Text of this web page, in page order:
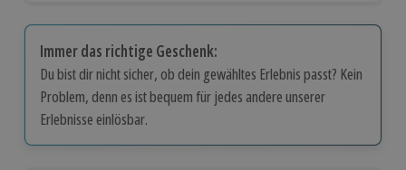
Immer das richtige Geschenk:
Du bist dir nicht sicher, ob dein gewähltes Erlebnis passt? Kein
Problem, denn es ist bequem für jedes andere unserer
Erlebnisse einlösbar.